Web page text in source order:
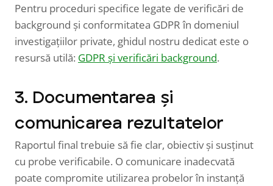
Pentru proceduri specifice legate de verificări de
background și conformitatea GDPR în domeniul
investigațiilor private, ghidul nostru dedicat este o
resursă utilă: GDPR și verificări background.
3. Documentarea și
comunicarea rezultatelor
Raportul final trebuie să fie clar, obiectiv și susținut
cu probe verificabile. O comunicare inadecvată
poate compromite utilizarea probelor în instanță